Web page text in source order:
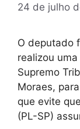
24 de julho
O deputado
realizou
Supremo
Moraes,
que evite
(PL-SP)